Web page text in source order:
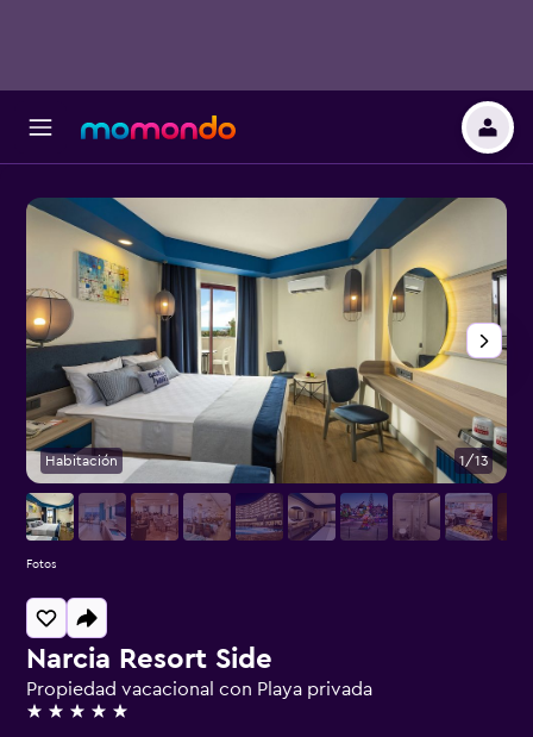
Narcia Resort Side
Propiedad vacacional con Playa privada
5 estrellas
Habitación 1/13
Fotos